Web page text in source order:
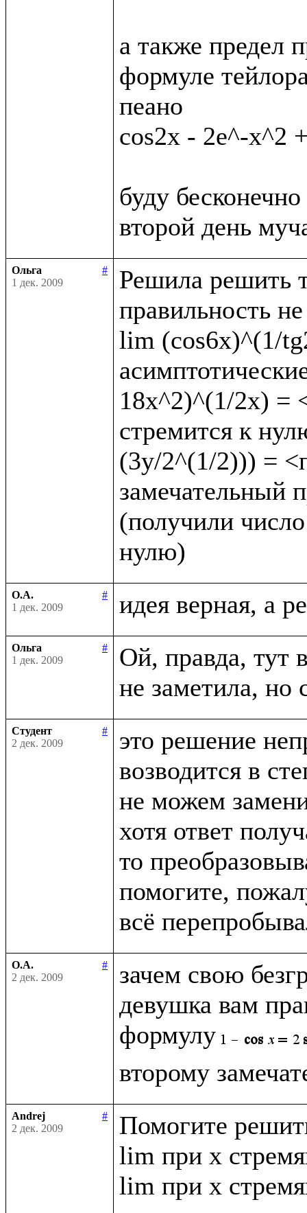
а также предел
формуле
пеано
cos2x - 2e^-x^2
буду
Ольга
#
1 дек. 2009
Решила решить
правильность
lim (cos6x)^(1/
18x^2)^(1/2x) =
стремится к
(3y/2^(1/2))) =
замечательный
(получили
О.А.
#
1 дек. 2009
Ольга
#
1 дек. 2009
Ой, правда, тут
Студент
#
2 дек. 2009
это решение
возводится в
не можем
хотя ответ
то
помогите,
О.А.
#
2 дек. 2009
зачем свою
девушка вам
формулу
Andrej
#
2 дек. 2009
Помогите
lim при x